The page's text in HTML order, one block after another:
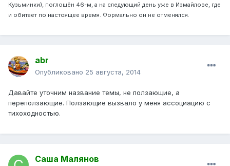
Кузьминки), поглощён 46-м, а на следующий день уже в Измайлове, где
и обитает по настоящее время. Формально он не отменялся.
abr
Опубликовано 25 августа, 2014
Давайте уточним название темы, не ползающие, а
переползающие. Ползающие вызвало у меня ассоциацию с
тихоходностью.
Саша Малянов